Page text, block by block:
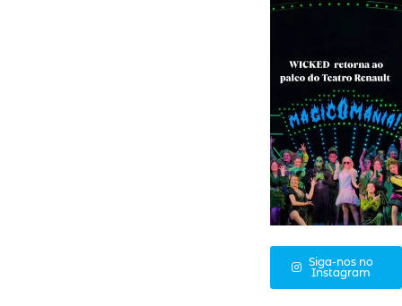
Siga-nos no
Instagram